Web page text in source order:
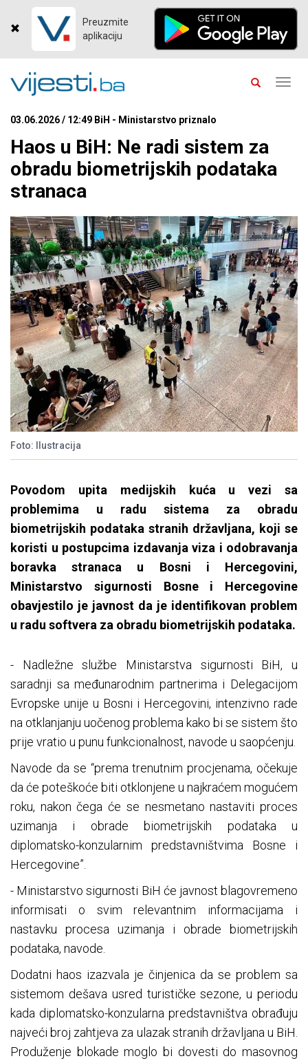
Preuzmite
aplikaciju
03.06.2026 / 12:49 BiH - Ministarstvo priznalo
Haos u BiH: Ne radi sistem za
obradu biometrijskih podataka
stranaca
Foto: Ilustracija
Povodom upita medijskih kuća u vezi sa
problemima u radu sistema za obradu
biometrijskih podataka stranih državljana, koji se
koristi u postupcima izdavanja viza i odobravanja
boravka stranaca u Bosni i Hercegovini,
Ministarstvo sigurnosti Bosne i Hercegovine
obavjestilo je javnost da je identifikovan problem
u radu softvera za obradu biometrijskih podataka.
- Nadležne službe Ministarstva sigurnosti BiH, u
saradnji sa međunarodnim partnerima i Delegacijom
Evropske unije u Bosni i Hercegovini, intenzivno rade
na otklanjanju uočenog problema kako bi se sistem što
prije vratio u punu funkcionalnost, navode u saopćenju.
Navode da se “prema trenutnim procjenama, očekuje
da će poteškoće biti otklonjene u najkraćem mogućem
roku, nakon čega će se nesmetano nastaviti proces
uzimanja i obrade biometrijskih podataka u
diplomatsko-konzularnim predstavništvima Bosne i
Hercegovine”.
- Ministarstvo sigurnosti BiH će javnost blagovremeno
informisati o svim relevantnim informacijama i
nastavku procesa uzimanja i obrade biometrijskih
podataka, navode.
Dodatni haos izazvala je činjenica da se problem sa
sistemom dešava usred turističke sezone, u periodu
kada diplomatsko-konzularna predstavništva obrađuju
najveći broj zahtjeva za ulazak stranih državljana u BiH.
Produženje blokade moglo bi dovesti do masovnog